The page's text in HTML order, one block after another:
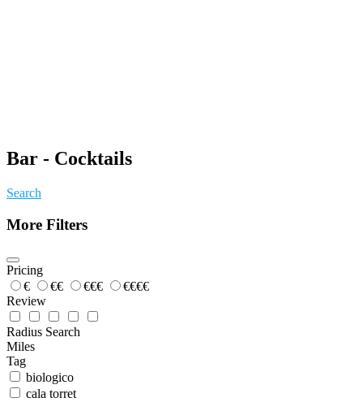
Bar - Cocktails
Search
More Filters
Pricing
€
€€ €€€
€€€€
Review
Radius Search
Miles
Tag
biologico
cala torret